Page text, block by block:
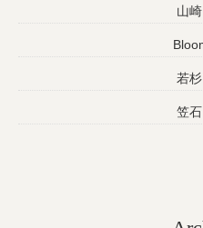
山
若
笠